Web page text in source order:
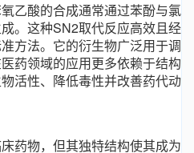
乙酸的合成通常通过苯酚与氯
。这种SN2取代反应高效且经
方法。它的衍生物广泛用于调
药领域的应用更多依赖于结构
活性、降低毒性并改善药代动
药物，但其独特结构使其成为